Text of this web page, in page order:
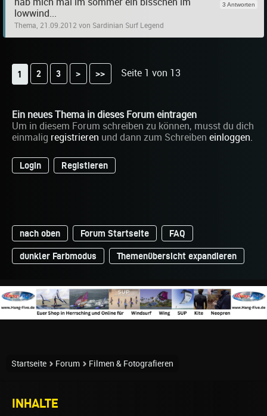
lowwind...
Thema, 21.09.2012 von Sardinian Surf Legend
3 Antworten
1 2 3 > >> Seite 1 von 13
Ein neues Thema in dieses Forum eintragen
Um in diesem Forum schreiben zu können, musst du dich
einmalig registrieren und dann zum Schreiben einloggen.
Login Registieren
nach oben Forum Startseite FAQ
dunkler Farbmodus Themenübersicht expandieren
Startseite Forum Filmen & Fotografieren
INHALTE